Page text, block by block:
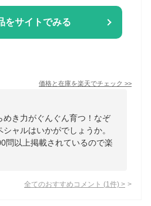
をサイトでみる
価格と在庫を楽天でチェック >>
めき力がぐんぐん育つ！なぞ
ャルはいかがでしょうか。
問以上掲載されているので楽
全てのおすすめコメント (1 件) >